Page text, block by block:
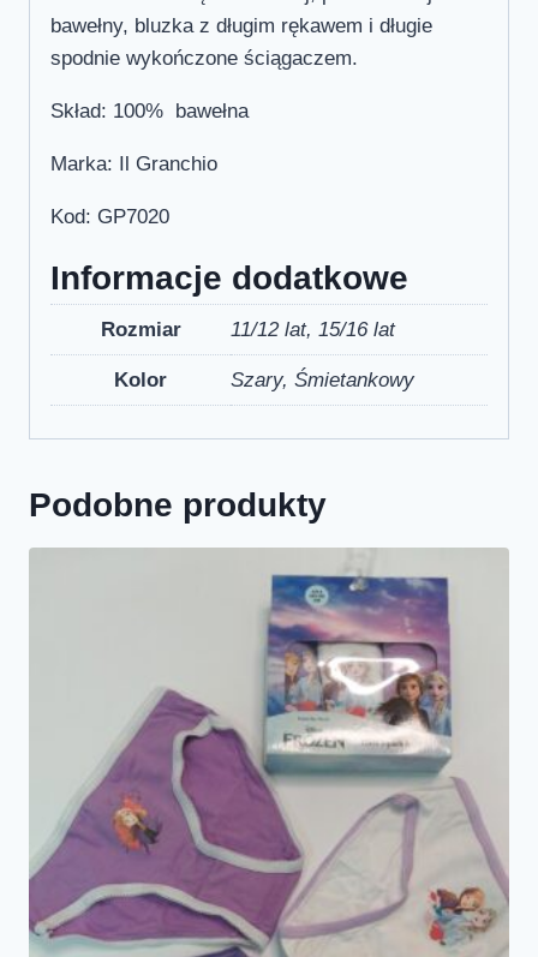
bawełny, bluzka z długim rękawem i długie
spodnie wykończone ściągaczem.
Skład: 100% bawełna
Marka: Il Granchio
Kod: GP7020
Informacje dodatkowe
Rozmiar 11/12 lat, 15/16 lat
Kolor Szary, Śmietankowy
Podobne produkty